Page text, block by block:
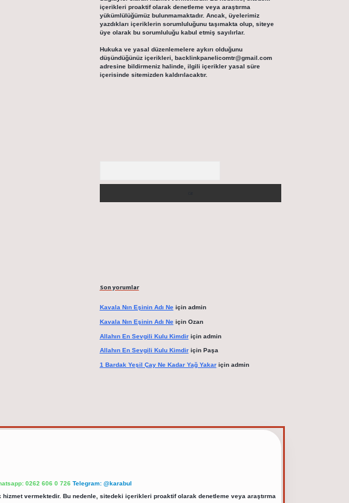
içerikleri proaktif olarak denetleme veya araştırma
yükümlülüğümüz bulunmamaktadır. Ancak, üyelerimiz
yazdıkları içeriklerin sorumluluğunu taşımakta olup, siteye
üye olarak bu sorumluluğu kabul etmiş sayılırlar.
Hukuka ve yasal düzenlemelere aykırı olduğunu
düşündüğünüz içerikleri, backlinkpanelicomtr@gmail.com
adresine bildirmeniz halinde, ilgili içerikler yasal süre
içerisinde sitemizden kaldırılacaktır.
Son yorumlar
Kavala Nın Eşinin Adı Neiçin admin
Kavala Nın Eşinin Adı Neiçin Ozan
Allahın En Sevgili Kulu Kimdiriçin admin
Allahın En Sevgili Kulu Kimdiriçin Paşa
1 Bardak Yeşil Çay Ne Kadar Yağ Yakariçin admin
0262 606 0 726 Telegram: @karabul
hizmet vermektedir. Bu nedenle, sitedeki içerikleri proaktif olarak denetleme veya araştırma